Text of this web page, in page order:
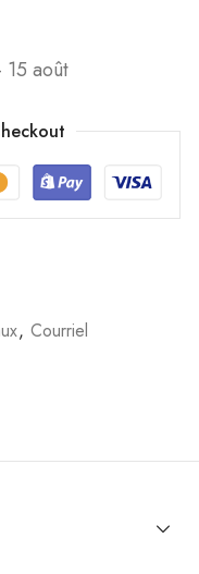
août
, Courriel